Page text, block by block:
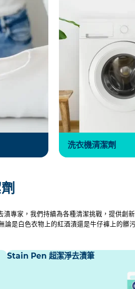
洗衣機清潔劑
專家，我們持續為各種清潔挑戰，提供創
是白色衣物上的紅酒漬還是牛仔褲上的髒
Stain Pen 超潔淨去漬筆